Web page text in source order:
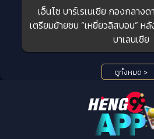
เอ็นโซ บาร์เรเนเชีย กองกลาง
เตรียมย้ายซบ “เหยี่ยวลิสบอน” ห
บาเลนเซีย
ดูทั้งหมด >